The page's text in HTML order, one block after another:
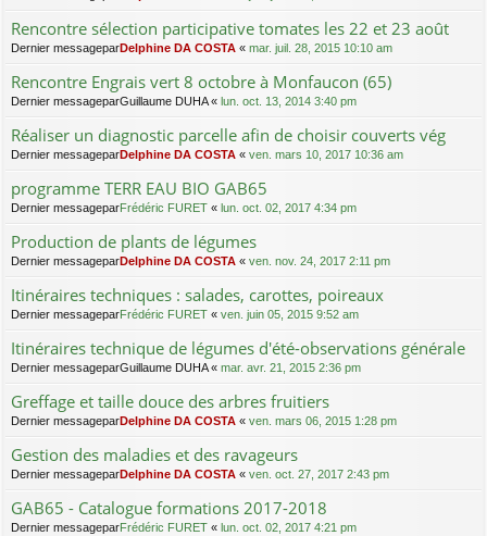
Rencontre sélection participative tomates les 22 et 23 août
Dernier messageparDelphine DA COSTA « mar. juil. 28, 2015 10:10 am
Rencontre Engrais vert 8 octobre à Monfaucon (65)
Dernier messageparGuillaume DUHA« lun. oct. 13, 2014 3:40 pm
Réaliser un diagnostic parcelle afin de choisir couverts vég
Dernier messageparDelphine DA COSTA « ven. mars 10, 2017 10:36 am
programme TERR EAU BIO GAB65
Dernier messageparFrédéric FURET « lun. oct. 02, 2017 4:34 pm
Production de plants de légumes
Dernier messageparDelphine DA COSTA « ven. nov. 24, 2017 2:11 pm
Itinéraires techniques : salades, carottes, poireaux
Dernier messageparFrédéric FURET « ven. juin 05, 2015 9:52 am
Itinéraires technique de légumes d'été-observations générale
Dernier messageparGuillaume DUHA« mar. avr. 21, 2015 2:36 pm
Greffage et taille douce des arbres fruitiers
Dernier messageparDelphine DA COSTA « ven. mars 06, 2015 1:28 pm
Gestion des maladies et des ravageurs
Dernier messageparDelphine DA COSTA « ven. oct. 27, 2017 2:43 pm
GAB65 - Catalogue formations 2017-2018
Dernier messageparFrédéric FURET « lun. oct. 02, 2017 4:21 pm